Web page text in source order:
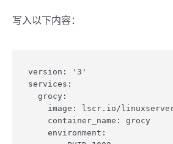
写入以下内容：
version: '3'
services:
  grocy:
image: lscr.io/
    container_name: grocy
    environment: